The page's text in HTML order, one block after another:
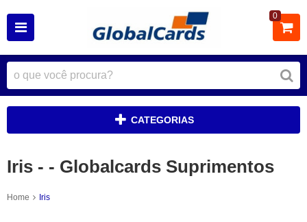
0
CATEGORIAS
Iris - - Globalcards Suprimentos
Home Iris